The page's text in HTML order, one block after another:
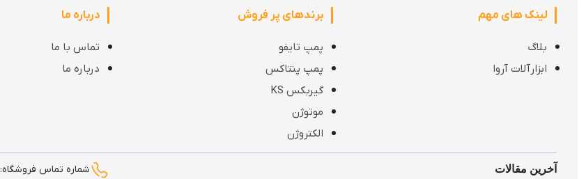
لینک های مهم
بلاگ
ابزارآلات آروا
برندهای پر فروش
پمپ تایفو
پمپ پنتاکس
گیربکس KS
موتوژن
الکتروژن
درباره ما
تماس با ما
درباره ما
آخرین مقالات شماره تماس فروشگاه: